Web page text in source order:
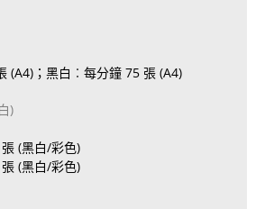
(A4)；黑白︰每分鐘 75 張 (A4)
)
(黑白/彩色)
(黑白/彩色)